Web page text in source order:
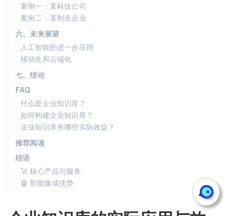
案例一：某科技公司
案例二：某制造企业
六、未来展望
人工智能的进一步应用
移动化和云端化
七、结论
FAQ
什么是企业知识库？
如何构建企业知识库？
企业知识库有哪些实际效益？
推荐阅读
结语
🚀 核心产品与服务
🤖 智能集成优势